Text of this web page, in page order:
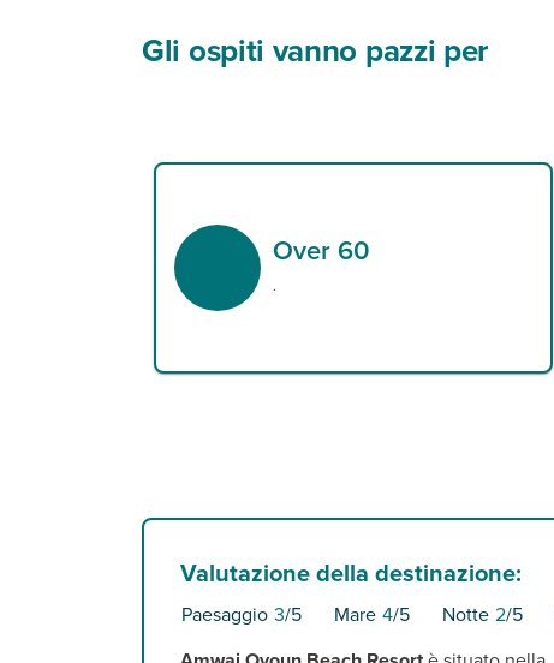
Gli ospiti vanno pazzi per
Over 60
.
Valutazione della destinazione:
Paesaggio 3/5 Mare 4/5 Notte 2/5